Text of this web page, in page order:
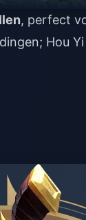
, perfect
Hou